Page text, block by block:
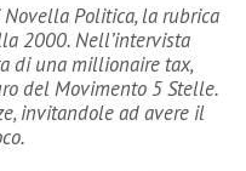
Politica, la rubrica
2000. Nell’intervista
di una millionaire tax,
del Movimento 5 Stelle.
invitandole ad avere il